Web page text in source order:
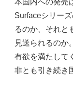
本国内への発売
Surfaceシリー
るのか、それと
見送られるのか。
有欲を満たして
非とも引き続き